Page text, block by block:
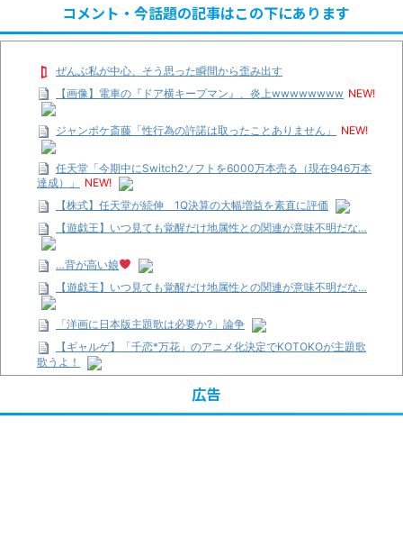
コメント・今話題の記事はこの下にあります
ぜんぶ私が中心、そう思った瞬間から歪み出す
【画像】電車の『ドア横キープマン』、炎上wwwwwwww NEW!
ジャンポケ斎藤「性行為の許諾は取ったことありません」 NEW!
任天堂「今期中にSwitch2ソフトを6000万本売る（現在946万本
達成）」
NEW!
【株式】任天堂が続伸 1Q決算の大幅増益を素直に評価
【遊戯王】いつ見ても覚醒だけ地属性との関連が意味不明だな…
…背が高い娘
【遊戯王】いつ見ても覚醒だけ地属性との関連が意味不明だな…
「洋画に日本版主題歌は必要か?」論争
【ギャルゲ】「千恋*万花」のアニメ化決定でKOTOKOが主題歌
歌うよ！
広告